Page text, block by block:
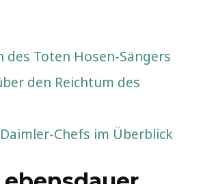
des Toten Hosen-Sängers
den Reichtum des
Chefs im Überblick